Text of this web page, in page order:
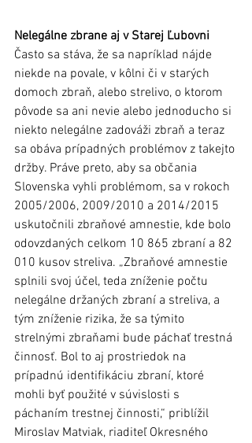
Nelegálne zbrane aj v Starej Ľubovni
Často sa stáva, že sa napríklad nájde
niekde na povale, v kôlni či v starých
domoch zbraň, alebo strelivo, o ktorom
pôvode sa ani nevie alebo jednoducho si
niekto nelegálne zadováži zbraň a teraz
sa obáva prípadných problémov z takejto
držby. Práve preto, aby sa občania
Slovenska vyhli problémom, sa v rokoch
2005/2006, 2009/2010 a 2014/2015
uskutočnili zbraňové amnestie, kde bolo
odovzdaných celkom 10 865 zbraní a 82
010 kusov streliva. „Zbraňové amnestie
splnili svoj účel, teda zníženie počtu
nelegálne držaných zbraní a streliva, a
tým zníženie rizika, že sa týmito
strelnými zbraňami bude páchať trestná
činnosť. Bol to aj prostriedok na
prípadnú identifikáciu zbraní, ktoré
mohli byť použité v súvislosti s
páchaním trestnej činnosti,“ priblížil
Miroslav Matviak, riaditeľ Okresného